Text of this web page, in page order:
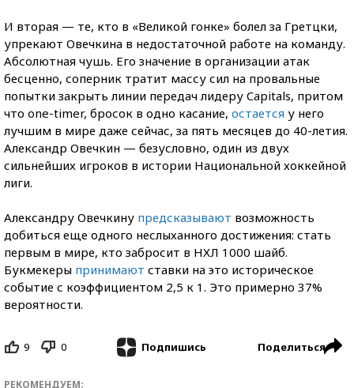
И вторая — те, кто в «Великой гонке» болел за Гретцки,
упрекают Овечкина в недостаточной работе на команду.
Абсолютная чушь. Его значение в организации атак
бесценно, соперник тратит массу сил на провальные
попытки закрыть линии передач лидеру Capitals, притом
что one-timer, бросок в одно касание, остается у него
лучшим в мире даже сейчас, за пять месяцев до 40-летия.
Александр Овечкин — безусловно, один из двух
сильнейших игроков в истории Национальной хоккейной
лиги.
Александру Овечкину предсказывают возможность
добиться еще одного неслыханного достижения: стать
первым в мире, кто забросит в НХЛ 1000 шайб.
Букмекеры принимают ставки на это историческое
событие с коэффициентом 2,5 к 1. Это примерно 37%
вероятности.
9 0 Подпишись Поделиться
РЕКОМЕНДУЕМ: